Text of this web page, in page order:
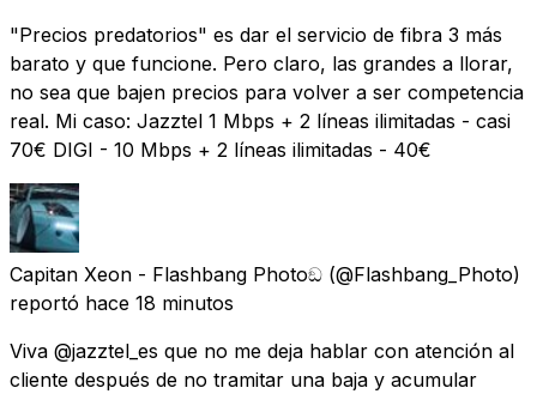
"Precios predatorios" es dar el servicio de fibra 3 más
barato y que funcione. Pero claro, las grandes a llorar,
no sea que bajen precios para volver a ser competencia
real. Mi caso: Jazztel 1 Mbps + 2 líneas ilimitadas - casi
70€ DIGI - 10 Mbps + 2 líneas ilimitadas - 40€
Capitan Xeon - Flashbang Photoඞ (@Flashbang_Photo)
reportó hace 18 minutos
Viva @jazztel_es que no me deja hablar con atención al
cliente después de no tramitar una baja y acumular